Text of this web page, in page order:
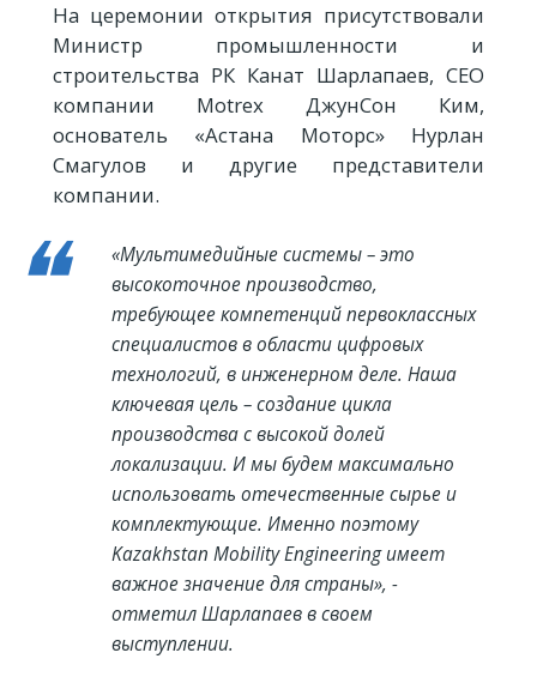
На церемонии открытия присутствовали
Министр промышленности и
строительства РК Канат Шарлапаев, CEO
компании Motrex ДжунСон Ким,
основатель «Астана Моторс» Нурлан
Смагулов и другие представители
компании.
«Мультимедийные системы – это
высокоточное производство,
требующее компетенций первоклассных
специалистов в области цифровых
технологий, в инженерном деле. Наша
ключевая цель – создание цикла
производства с высокой долей
локализации. И мы будем максимально
использовать отечественные сырье и
комплектующие. Именно поэтому
Kazakhstan Mobility Engineering имеет
важное значение для страны», -
отметил Шарлапаев в своем
выступлении.